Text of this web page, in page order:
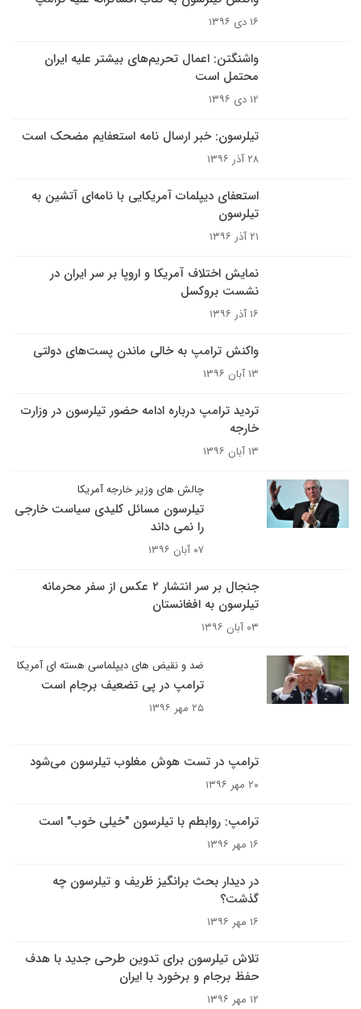
۱۶ دی ۱۳۹۶
واشنگتن: اعمال تحریم‌های بیشتر علیه ایران
محتمل است
۱۲ دی ۱۳۹۶
تیلرسون: خبر ارسال نامه استعفایم مضحک است
۲۸ آذر ۱۳۹۶
استعفای دیپلمات آمریکایی با نامه‌ای آتشین به
تیلرسون
۲۱ آذر ۱۳۹۶
نمایش اختلاف آمریکا و اروپا بر سر ایران در
نشست بروکسل
۱۶ آذر ۱۳۹۶
واکنش ترامپ به خالی ماندن پست‌های دولتی
۱۳ آبان ۱۳۹۶
تردید ترامپ درباره ادامه حضور تیلرسون در وزارت
خارجه
۱۳ آبان ۱۳۹۶
چالش های وزیر خارجه آمریکا
تیلرسون مسائل کلیدی سیاست خارجی
را نمی داند
۰۷ آبان ۱۳۹۶
جنجال بر سر انتشار ۲ عکس از سفر محرمانه
تیلرسون به افغانستان
۰۳ آبان ۱۳۹۶
ضد و نقیض های دیپلماسی هسته ای آمریکا
ترامپ در پی تضعیف برجام است
۲۵ مهر ۱۳۹۶
ترامپ در تست هوش مغلوب تیلرسون می‌شود
۲۰ مهر ۱۳۹۶
ترامپ: روابطم با تیلرسون "خیلی خوب" است
۱۶ مهر ۱۳۹۶
در دیدار بحث برانگیز ظریف و تیلرسون چه
گذشت؟
۱۶ مهر ۱۳۹۶
تلاش تیلرسون برای تدوین طرحی جدید با هدف
حفظ برجام و برخورد با ایران
۱۲ مهر ۱۳۹۶